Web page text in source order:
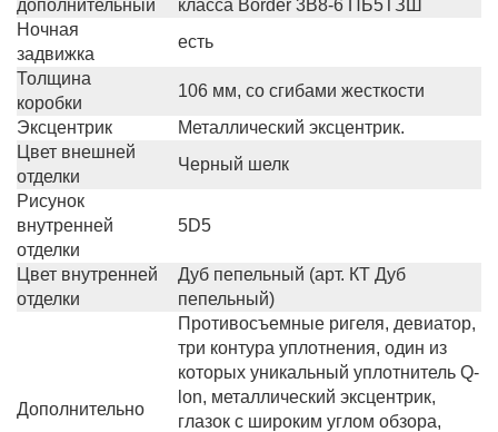
дополнительный
класса Border 3B8-6 ПБ5ТЗШ
Ночная
задвижка
есть
Толщина
коробки
106 мм, со сгибами жесткости
Эксцентрик
Металлический эксцентрик.
Цвет внешней
отделки
Черный шелк
Рисунок
внутренней
отделки
5D5
Цвет внутренней
отделки
Дуб пепельный (арт. КТ Дуб
пепельный)
Дополнительно
Противосъемные ригеля, девиатор,
три контура уплотнения, один из
которых уникальный уплотнитель Q-
lon, металлический эксцентрик,
глазок c широким углом обзора,